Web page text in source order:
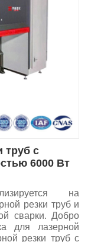
труб с
6000 Вт
на
резки труб и
сварки. Добро
для лазерной
резки труб с